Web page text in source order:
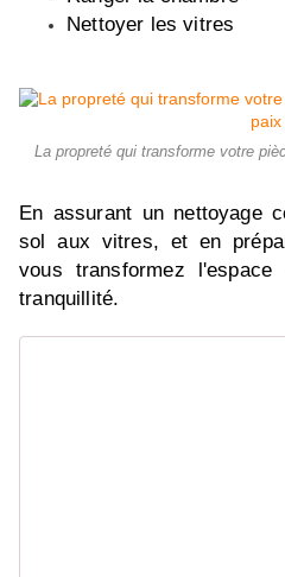
Nettoyer les vitres
La propreté qui transforme votre
En assurant un nettoyage
sol aux vitres, et en
vous transformez
tranquillité.